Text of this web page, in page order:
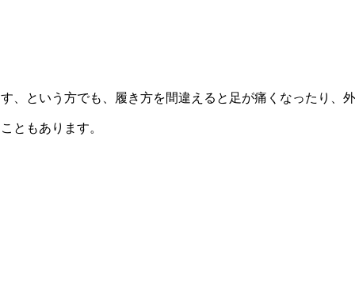
、という方でも、履き方を間違えると足が痛くなったり、外
ともあります。